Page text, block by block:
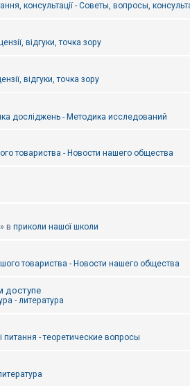
консультації - Советы, вопросы,
відгуки, точка зору
відгуки, точка зору
досліджень - Методика исследований
товариства - Новости нашего общества
» в приколи нашої школи
товариства - Новости нашего общества
доступе
- литература
питання - теоретические вопросы